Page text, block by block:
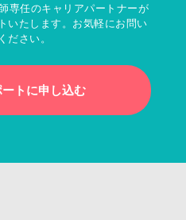
専任のキャリアパートナーが
いたします。お気軽にお問い
ださい。
トに申し込む